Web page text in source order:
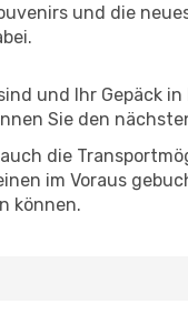
und die
und Ihr Gepäck
Sie den
die
im Voraus
können.